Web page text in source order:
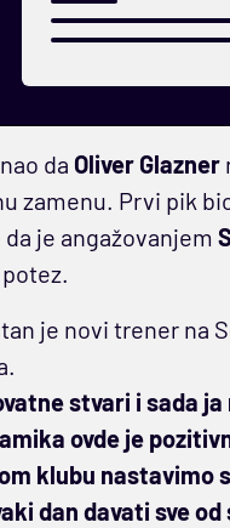
da Oliver Glazner
zamenu. Prvi pik
je angažovanjem
je novi trener na
stvari i sada
ovde je
klubu nastavimo
dan davati sve